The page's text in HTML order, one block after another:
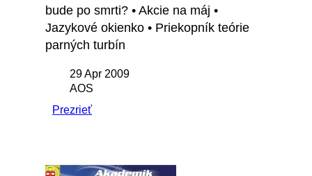
bude po smrti? • Akcie na máj •
Jazykové okienko • Priekopník teórie
parných turbín
29 Apr 2009
AOS
Prezrieť